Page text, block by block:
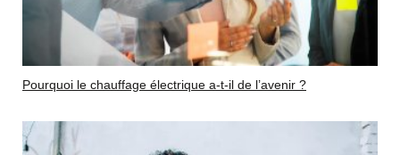
Pourquoi le chauffage électrique a-t-il de l’avenir ?